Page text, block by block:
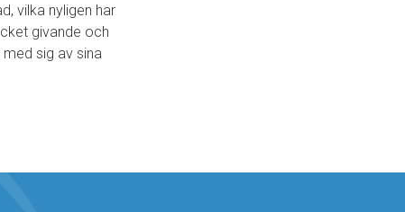
vilka nyligen har
givande och
sig av sina